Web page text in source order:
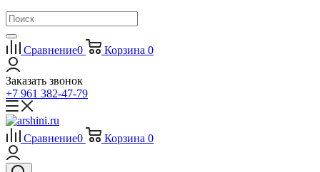
Сравнение0 Корзина 0
Заказать звонок
+7 961 382-47-79
Сравнение0 Корзина 0